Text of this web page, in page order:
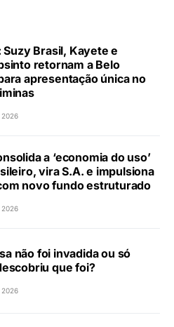
Suzy Brasil, Kayete e
retornam a Belo
apresentação única no
2026
a ‘economia do uso’
vira S.A. e impulsiona
novo fundo estruturado
2026
não foi invadida ou só
que foi?
2026